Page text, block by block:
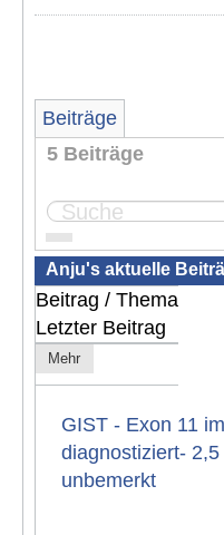
Beiträge
5 Beiträge
Anju's aktuelle
Beitrag / Thema
Letzter Beitrag
Mehr
GIST - Exon 11
diagnostiziert-
unbemerkt